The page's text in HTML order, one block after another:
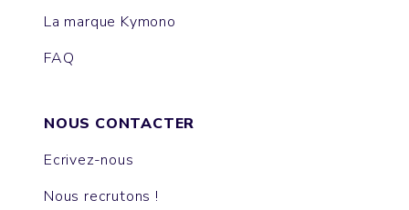
La marque Kymono
FAQ
NOUS CONTACTER
Ecrivez-nous
Nous recrutons !